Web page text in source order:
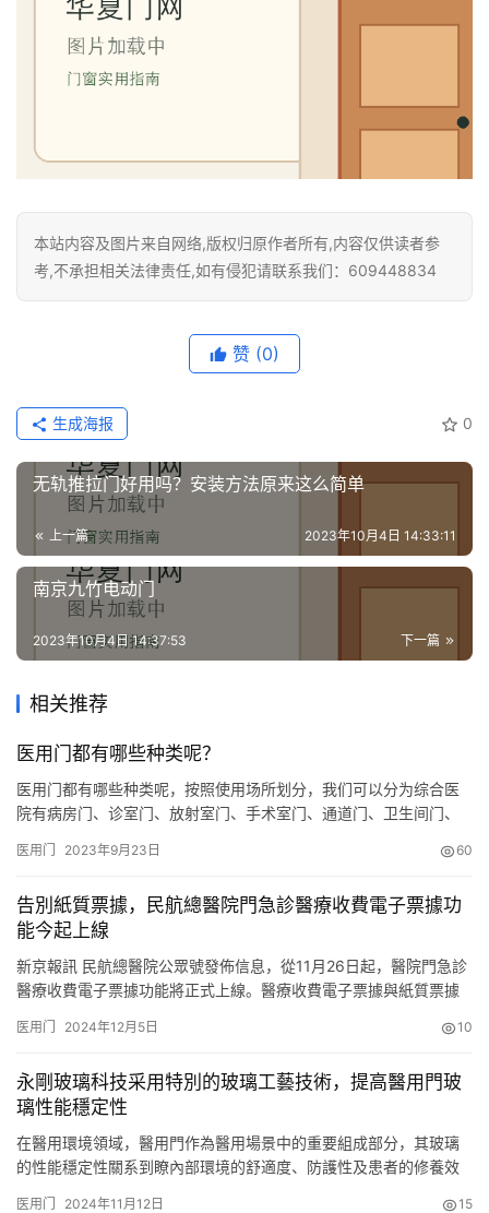
装
安
装
维
资
讯
联
我
们
本站内容及图片来自网络,版权归原作者所有,内容仅供读者参
考,不承担相关法律责任,如有侵犯请联系我们：609448834
赞 (0)
0
生成海报
无轨推拉门好用吗？安装方法原来这么简单
上一篇 2023年10月4日 14:33:11
南京九竹电动门
下一篇
2023年10月4日 14:37:53
相关推荐
医用门都有哪些种类呢？
医用门都有哪些种类呢，按照使用场所划分，我们可以分为综合医
院有病房门、诊室门、放射室门、手术室门、通道门、卫生间门、
会使用子母门尺寸，方便病床进出，门上都会添加观察视窗，方便
窗，提升空间的采光。 诊室门一般以单开门为主，同样都可以添加
观察视窗…
医用门 2023年9月23日 60
告別紙質票據，民航總醫院門急診醫療收費電子票據功
能今起上線
新京報訊 民航總醫院公眾號發佈信息，從11月26日起，醫院門急診
醫療收費電子票據功能將正式上線。醫療收費電子票據與紙質票據
升廣大患者就醫體驗，讓患者在就醫過程中享受到更加便捷的服
医用门 2024年12月5日 10
永剛玻璃科技采用特別的玻璃工藝技術，提高醫用門玻
璃性能穩定性
在醫用環境領域，醫用門作為醫用場景中的重要組成部分，其玻璃
的性能穩定性關系到瞭內部環境的舒適度、防護性及患者的修養效
医用门 2024年11月12日 15